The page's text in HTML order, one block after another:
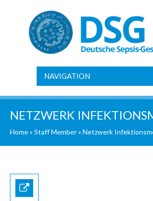
NAVIGATION
NETZWERK
Home» Staff Member» Netzwerk